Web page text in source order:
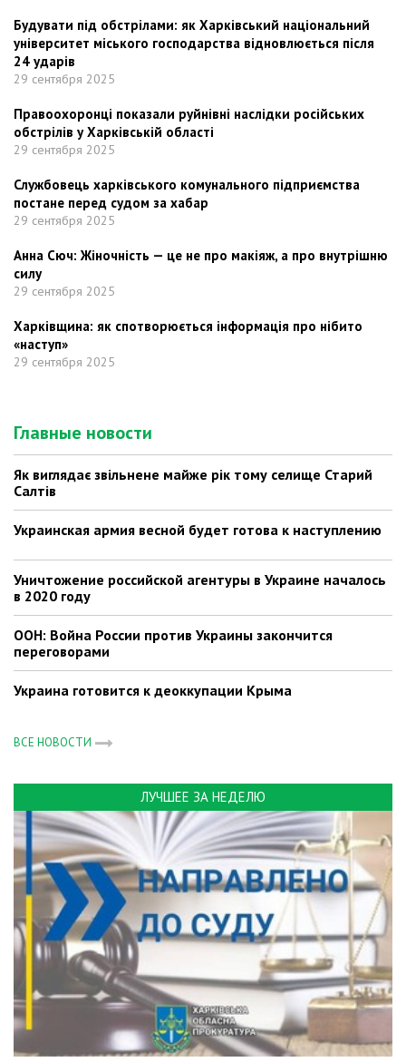
Будувати під обстрілами: як Харківський національний
університет міського господарства відновлюється після
24 ударів
29 сентября 2025
Правоохоронці показали руйнівні наслідки російських
обстрілів у Харківській області
29 сентября 2025
Службовець харківського комунального підприємства
постане перед судом за хабар
29 сентября 2025
Анна Сюч: Жіночність — це не про макіяж, а про внутрішню
силу
29 сентября 2025
Харківщина: як спотворюється інформація про нібито
«наступ»
29 сентября 2025
Главные новости
Як виглядає звільнене майже рік тому селище Старий
Салтів
Украинская армия весной будет готова к наступлению
Уничтожение российской агентуры в Украине началось
в 2020 году
ООН: Война России против Украины закончится
переговорами
Украина готовится к деоккупации Крыма
ВСЕ НОВОСТИ
ЛУЧШЕЕ ЗА НЕДЕЛЮ